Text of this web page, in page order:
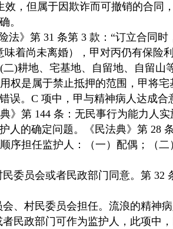
，但属于因欺诈而可撤销的合同
。
法》第 31 条第 3 款：“订立合同
着尚未离婚），甲对丙仍有保险
)耕地、宅基地、自留地、自留山
是属于禁止抵押的范围，甲将宅
误。C 项中，甲与精神病人达成
第 144 条：无民事行为能力人实
人的确定问题。《民法典》第 28
序担任监护人：（一）配偶；（
委员会或者民政部门同意。第 32
、村民委员会担任。流浪的精神
民政部门可作为监护人，此项中